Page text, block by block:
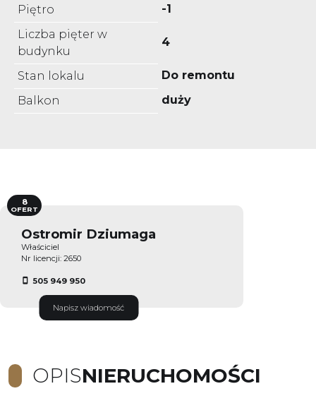
Piętro
-1
Liczba pięter w
budynku
4
Stan lokalu
Do remontu
Balkon
duży
Ostromir Dziumaga
Właściciel
Nr licencji: 2650
505 949 950
Napisz wiadomość
8
OFERT
OPISNIERUCHOMOŚCI